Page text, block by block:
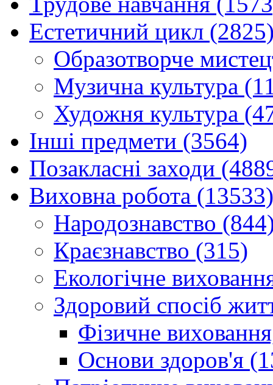
Естетичний цикл
Образотворче
Музична культура
Художня культура
Інші предмети (3564)
Позакласні заходи
Виховна робота (13533)
Народознавство
Краєзнавство (315)
Екологічне
Здоровий спосіб
Фізичне
Основи здоров'я